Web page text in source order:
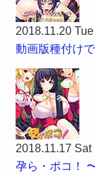
2018.11.20 Tue
動画版種付け
2018.11.17 Sat
孕ら・ポコ！